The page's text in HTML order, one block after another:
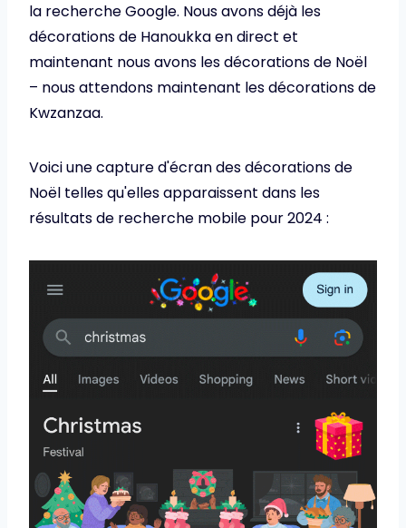
la recherche Google. Nous avons déjà les
décorations de Hanoukka en direct et
maintenant nous avons les décorations de Noël
– nous attendons maintenant les décorations de
Kwzanzaa.
Voici une capture d'écran des décorations de
Noël telles qu'elles apparaissent dans les
résultats de recherche mobile pour 2024 :